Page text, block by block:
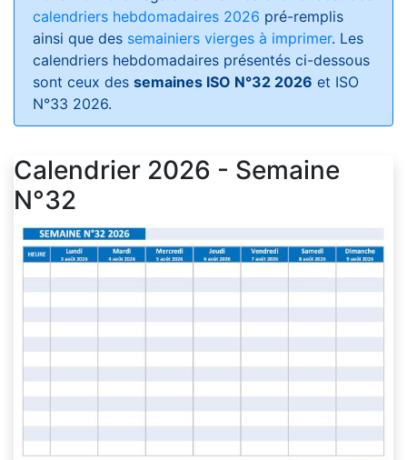
calendriers hebdomadaires 2026 pré-remplis
ainsi que des semainiers vierges à imprimer. Les
calendriers hebdomadaires présentés ci-dessous
sont ceux des semaines ISO N°32 2026 et ISO
N°33 2026.
Calendrier 2026 - Semaine
N°32